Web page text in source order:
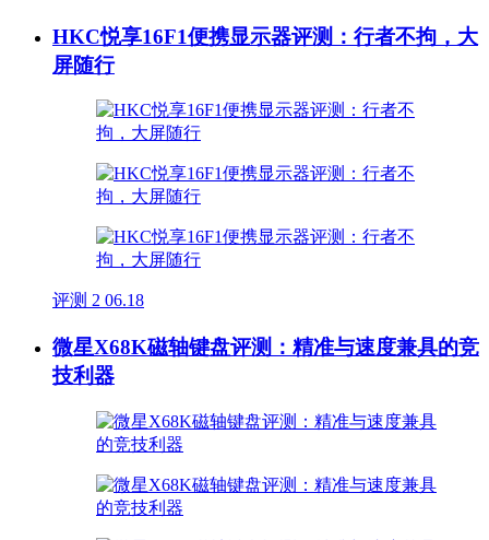
HKC悦享16F1便携显示器评测：行者不拘，大
屏随行
评测 2 06.18
微星X68K磁轴键盘评测：精准与速度兼具的竞
技利器